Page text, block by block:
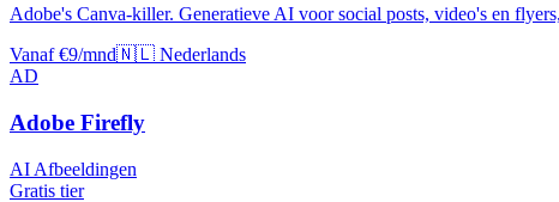
Adobe's Canva-killer. Generatieve AI voor social posts, video's en
Vanaf €9/mnd🇳🇱 Nederlands
AD
Adobe Firefly
AI Afbeeldingen
Gratis tier